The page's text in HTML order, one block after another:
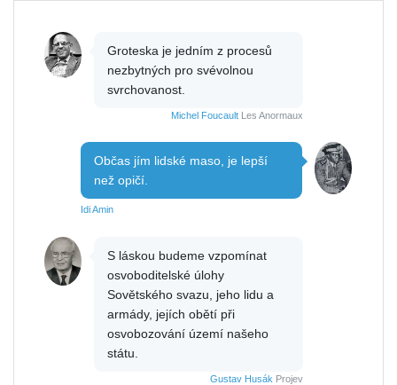
Groteska je jedním z procesů
nezbytných pro svévolnou
svrchovanost.
Michel Foucault Les Anormaux
Občas jím lidské maso, je lepší
než opičí.
Idi Amin
S láskou budeme vzpomínat
osvoboditelské úlohy
Sovětského svazu, jeho lidu a
armády, jejích obětí při
osvobozování území našeho
státu.
Gustav Husák Projev